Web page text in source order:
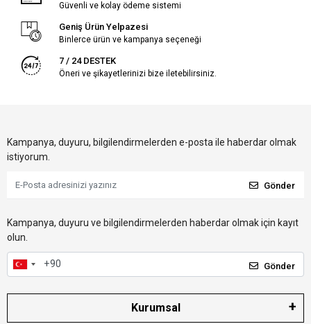
Güvenli ve kolay ödeme sistemi
Geniş Ürün Yelpazesi
Binlerce ürün ve kampanya seçeneği
7 / 24 DESTEK
Öneri ve şikayetlerinizi bize iletebilirsiniz.
Kampanya, duyuru, bilgilendirmelerden e-posta ile haberdar olmak
istiyorum.
Gönder
Kampanya, duyuru ve bilgilendirmelerden haberdar olmak için kayıt
olun.
Gönder
Kurumsal